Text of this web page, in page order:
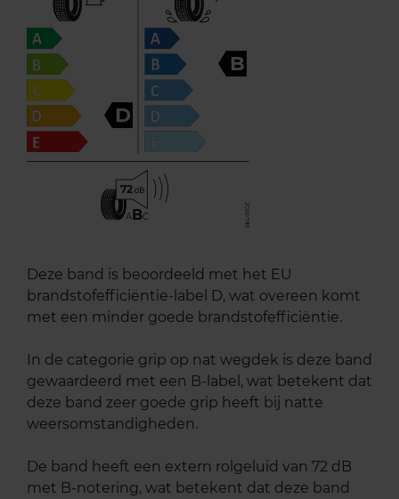
D
B
72
ABC
Deze band is beoordeeld met het EU
brandstofefficiëntie-label D, wat overeen komt
met een minder goede brandstofefficiëntie.
In de categorie grip op nat wegdek is deze band
gewaardeerd met een B-label, wat betekent dat
deze band zeer goede grip heeft bij natte
weersomstandigheden.
De band heeft een extern rolgeluid van 72 dB
met B-notering, wat betekent dat deze band